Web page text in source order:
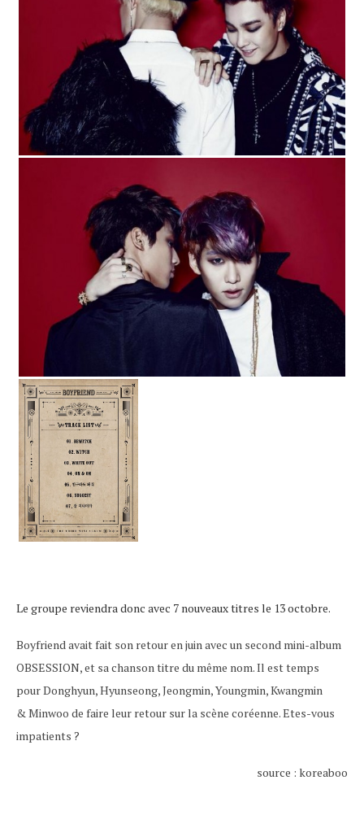
Le groupe reviendra donc avec 7 nouveaux titres le 13 octobre.
Boyfriend avait fait son retour en juin avec un second mini-album
OBSESSION, et sa chanson titre du même nom. Il est temps
pour Donghyun, Hyunseong, Jeongmin, Youngmin, Kwangmin
& Minwoo de faire leur retour sur la scène coréenne. Etes-vous
impatients ?
source : koreaboo